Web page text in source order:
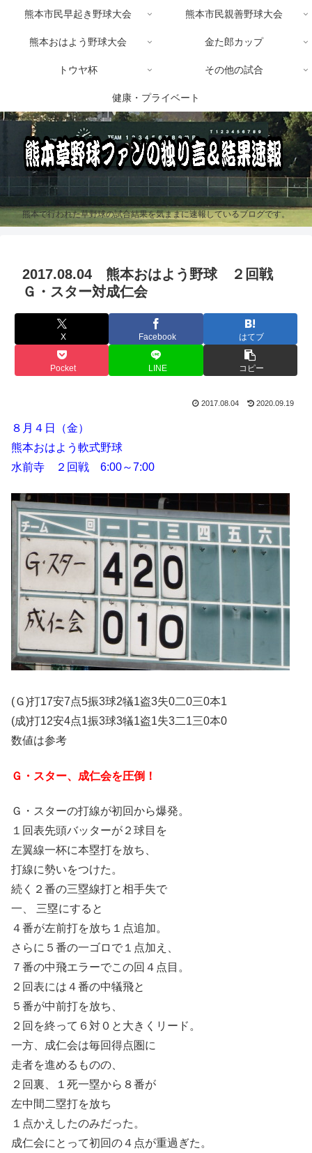
熊本で行われた草野球の試合結果を気ままに速報しているブログです。
熊本市民早起き野球大会 熊本市民親善野球大会
熊本おはよう野球大会 金た郎カップ
トウヤ杯 その他の試合
健康・プライベート
2017.08.04 熊本おはよう野球 ２回戦
Ｇ・スター対成仁会
X Facebook はてブ
Pocket LINE コピー
2017.08.04 2020.09.19
８月４日（金）
熊本おはよう軟式野球
水前寺 ２回戦 6:00～7:00
(Ｇ)打17安7点5振3球2犠1盗3失0二0三0本1
(成)打12安4点1振3球3犠1盗1失3二1三0本0
数値は参考
Ｇ・スター、成仁会を圧倒！
Ｇ・スターの打線が初回から爆発。
１回表先頭バッターが２球目を
左翼線一杯に本塁打を放ち、
打線に勢いをつけた。
続く２番の三塁線打と相手失で
一、 三塁にすると
４番が左前打を放ち１点追加。
さらに５番の一ゴロで１点加え、
７番の中飛エラーでこの回４点目。
２回表には４番の中犠飛と
５番が中前打を放ち、
２回を終って６対０と大きくリード。
一方、成仁会は毎回得点圏に
走者を進めるものの、
２回裏、１死一塁から８番が
左中間二塁打を放ち
１点かえしたのみだった。
成仁会にとって初回の４点が重過ぎた。